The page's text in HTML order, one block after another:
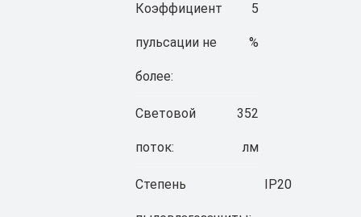
Коэффициент
пульсации не
более:
5
%
Световой
поток:
352
лм
Степень IP20